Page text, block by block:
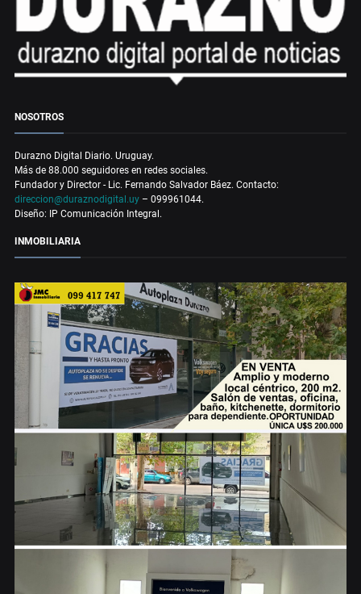
NOSOTROS
Durazno Digital Diario. Uruguay.
Más de 88.000 seguidores en redes sociales.
Fundador y Director - Lic. Fernando Salvador Báez. Contacto:
direccion@duraznodigital.uy – 099961044.
Diseño: IP Comunicación Integral.
INMOBILIARIA